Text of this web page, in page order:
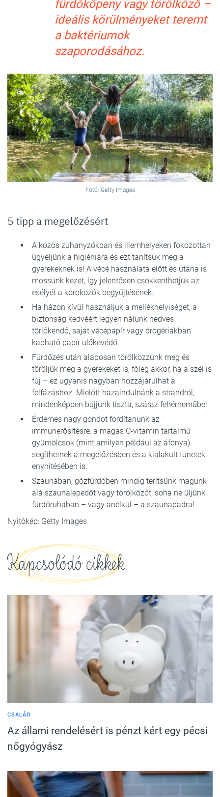
fürdőköpeny vagy törölköző –
ideális körülményeket teremt
a baktériumok
szaporodásához.
Fotó: Getty Images
5 tipp a megelőzésért
A közös zuhanyzókban és illemhelyeken fokozottan
ügyeljünk a higiéniára és ezt tanítsuk meg a
gyerekeknek is! A vécé használata előtt és utána is
mossunk kezet, így jelentősen csökkenthetjük az
esélyét a kórokozók begyűjtésének.
Ha házon kívül használjuk a mellékhelyiséget, a
biztonság kedvéért legyen nálunk nedves
törlőkendő, saját vécépapír vagy drogériákban
kapható papír ülőkevédő.
Fürdőzés után alaposan törölközzünk meg és
töröljük meg a gyerekeket is, főleg akkor, ha a szél is
fúj – ez ugyanis nagyban hozzájárulhat a
felfázáshoz. Mielőtt hazaindulnánk a strandról,
mindenképpen bújjunk tiszta, száraz fehérneműbe!
Érdemes nagy gondot fordítanunk az
immunerősítésre: a magas C-vitamin tartalmú
gyümölcsök (mint amilyen például az áfonya)
segíthetnek a megelőzésben és a kialakult tünetek
enyhítésében is.
Szaunában, gőzfürdőben mindig terítsünk magunk
alá szaunalepedőt vagy törölközőt, soha ne üljünk
fürdőruhában – vagy anélkül – a szaunapadra!
Nyitókép: Getty Images
Kapcsolódó cikkek
CSALÁD
Az állami rendelésért is pénzt kért egy pécsi
nőgyógyász